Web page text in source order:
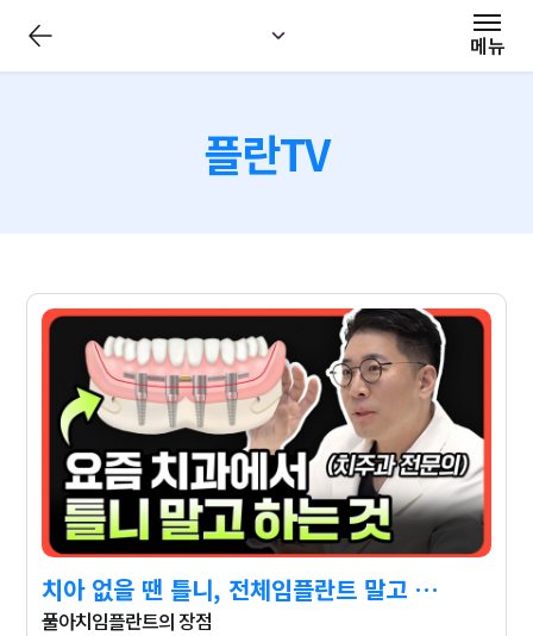
메뉴
뉴
플란TV
치아 없을 땐 틀니, 전체임플란트 말고 이걸 많이 합니다.
풀아치임플란트의 장점